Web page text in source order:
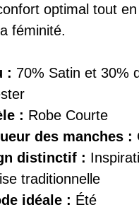
optimal tout en
féminité.
: 70% Satin et 30%
: Robe Courte
des manches :
distinctif :
traditionnelle
idéale : Été